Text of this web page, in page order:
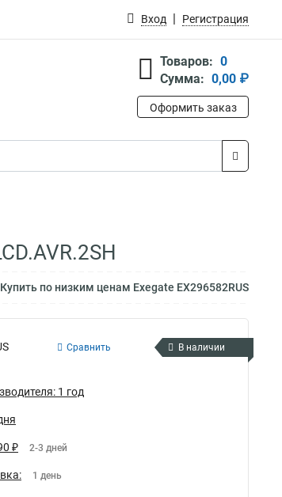
Вход Регистрация
Товаров: 0
Сумма: 0,00 ₽
Оформить заказ
Купить по низким ценам Exegate EX296582RUS
Сравнить В наличии
1 год
₽ 2-3 дней
1 день